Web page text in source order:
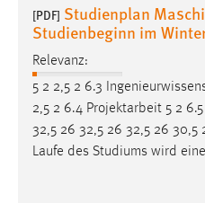
[PDF] Studienplan
Studienbeginn im
Relevanz:
5 2 2,5 2 6.3
2,5 2 6.4 Projektarbeit 5 2 6.5
32,5 26 32,5 26 32,5 26 30,5
Laufe des Studiums wird eine